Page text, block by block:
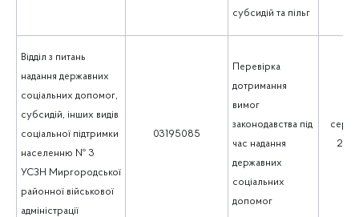
субсидій та пільг
Відділ з питань
надання державних
соціальних допомог,
субсидій, інших видів
соціальної підтримки
населенню № 3
УСЗН Миргородської
районної військової
адміністрації
03195085
Перевірка
дотримання
вимог
законодавства під
час надання
державних
соціальних
допомог